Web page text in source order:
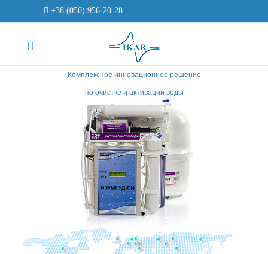
+38 (050) 956-20-28
Комплексное инновационное решение
по очистке и активации воды